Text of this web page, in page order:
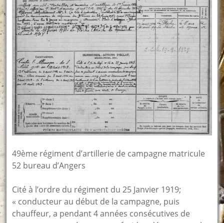
49ème régiment d’artillerie de campagne matricule
52 bureau d’Angers
Cité à l’ordre du régiment du 25 Janvier 1919;
« conducteur au début de la campagne, puis
chauffeur, a pendant 4 années consécutives de